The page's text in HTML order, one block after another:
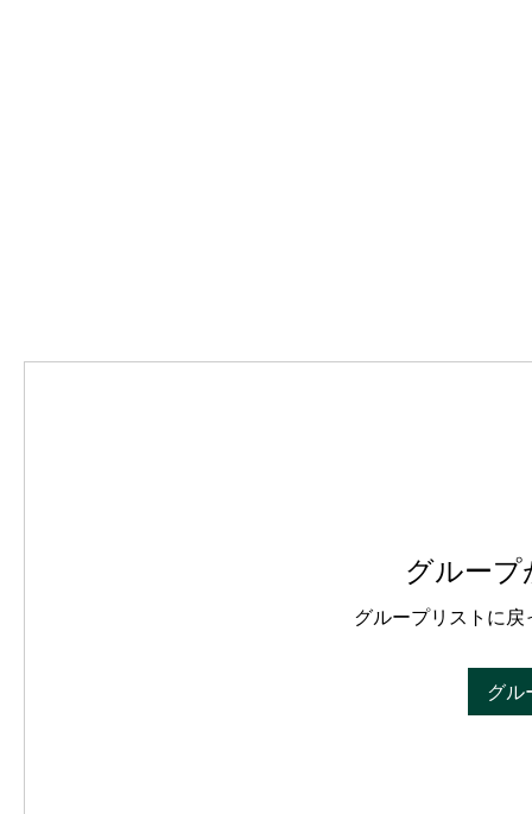
グルー
グループリストに
グル